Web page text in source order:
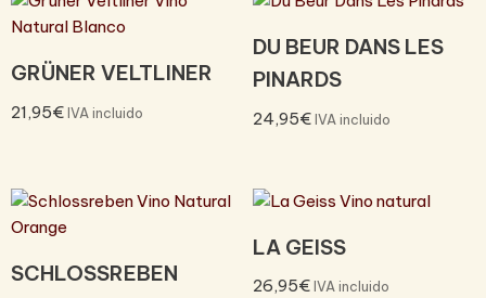
GRÜNER VELTLINER
21,95€IVA incluido
DU BEUR DANS LES
PINARDS
24,95€ IVA incluido
SCHLOSSREBEN
LA GEISS
26,95€ IVA incluido